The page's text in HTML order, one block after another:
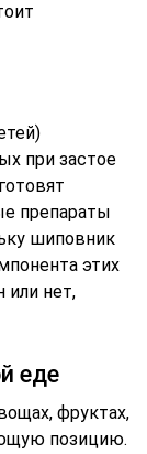
при застое
препараты
шиповник
этих
или нет,
еде
фруктах,
позицию.